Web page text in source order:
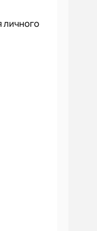
личного